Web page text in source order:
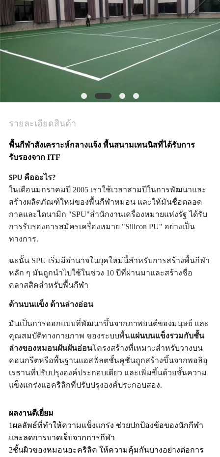
PRIVACY
POLICY
รายละเอียดสินค้า
พื้นกีฬาสังเคราะห์กลางแจ้ง พื้นสนามเทนนิสที่ได้รับการ
รับรองจาก ITF
SPU คืออะไร?
ในเดือนมกราคมปี 2005 เราใช้เวลาสามปีในการพัฒนาและ
สร้างผลิตภัณฑ์ใหม่ของพื้นกีฬาหมอน และให้มันชื่อตลอด
กาลและไดนามิก "SPU"สํานักงานเครื่องหมายแห่งรัฐ ได้รับ
การรับรองการสมัครเครื่องหมาย "Silicon PU" อย่างเป็น
ทางการ.
ฉะนั้น SPU เริ่มมีอํานาจในยุคใหม่นี้สําหรับการสร้างพื้นกีฬา
หลัก ๆ มันถูกนําไปใช้ในช่วง 10 ปีที่ผ่านมาและสร้างชื่อ
คลาสสิคสําหรับพื้นกีฬา
ด้านบนแข็ง ด้านล่างอ่อน
มันเป็นการออกแบบที่พัฒนาขึ้นจากภาพยนต์ของมนุษย์ และ
คุณสมบัติทางกายภาพ ของระบบพื้นแผ่นบนแข็งรวมกับชั้น
ล่างของหมอนผันผันอ่อนโครงสร้างที่เหมาะสําหรับวางบน
คอนกรีตหรือพื้นฐานแอสฟัลตชั้นคูชั่นถูกสร้างขึ้นจากพอลิอุ
เรธานที่ปรับปรุงองค์ประกอบเดียว และเพิ่มขึ้นด้วยชั้นความ
แข็งแกร่งแอคริลิกที่ปรับปรุงองค์ประกอบสอง.
ผลงานดีเยี่ยม
1ผลลัพธ์ที่ทําให้ความแข็งแกร่ง ช่วยปกป้องข้อของนักกีฬา
และลดการบาดเจ็บจากการกีฬา
2ชั้นผิวของหมอนอะคริลิค ให้ความคุ้มกันบางอย่างต่อการ